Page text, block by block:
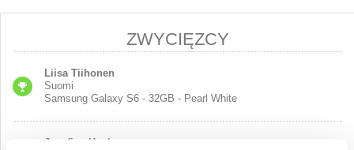
ZWYCIĘZCY
Liisa Tiihonen
Suomi
Samsung Galaxy S6 - 32GB - Pearl White
Josefine Hagberg